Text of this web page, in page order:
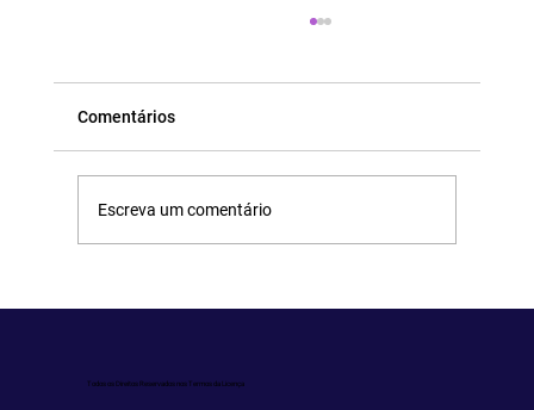
Uma esperança de um paraíso.
Comentários
Escreva um comentário
Todos os Direitos Reservados nos Termos da Licença